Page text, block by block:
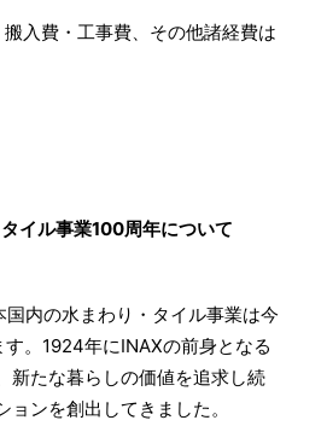
入費・工事費、その他諸経費は
イル事業100周年について
内の水まわり・タイル事業は今
。1924年にINAXの前身となる
新たな暮らしの価値を追求し続
ンを創出してきました。